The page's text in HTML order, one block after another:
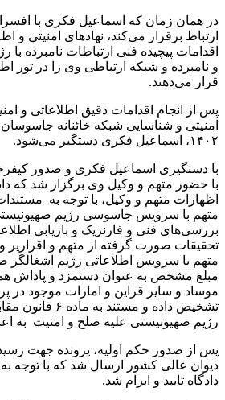
در همان زمان که اسماعیل فکری با
ارتباط برقرار می‌کند، نهادهای امنیتی و
اقدامات پیچیده فنی ارتباطات نامبرده
و نامبرده و شبکه ارتباطی وی را در تور
قرار می‌دهند.
پس از انجام اقدامات دقیق اطلاعاتی و
امنیتی و شناسایی شبکه خائنانه
۱۴۰۲، اسماعیل فکری دستگیر می‌شود.
با دستگیری اسماعیل فکری و صدور
با حضور متهم و وکیل وی برگزار شد که
اظهارات متهم و وکیل، با توجه به
متهم با سرویس جاسوسی رژیم
بررسی‌های فنی و فارنزیک و بازیابی
تحقیقات صورت گرفته از متهم و اقراریر
متهم با سرویس اطلاعاتی رژیم اشغالگر
مبلغ مشخص به عنوان دستمزد و پاداش
موساد و سایر قراین و امارات موجود در
تشخیص داده و
رژیم صهیونیستی علیه صلح و امنیت به
پس از صدور حکم اولیه، پرونده جهت
دیوان عالی کشور ارسال شد که با توجه
دادگاه تایید و ابرام شد.